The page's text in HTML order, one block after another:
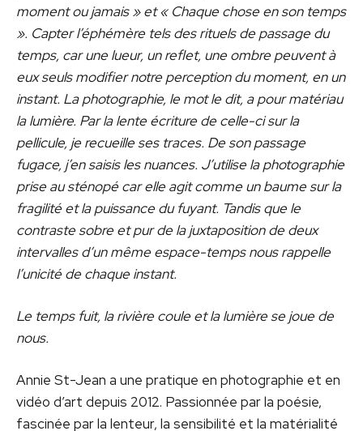
moment ou jamais » et « Chaque chose en son temps
». Capter l’éphémère tels des rituels de passage du
temps, car une lueur, un reflet, une ombre peuvent à
eux seuls modifier notre perception du moment, en un
instant. La photographie, le mot le dit, a pour matériau
la lumière. Par la lente écriture de celle-ci sur la
pellicule, je recueille ses traces. De son passage
fugace, j’en saisis les nuances. J’utilise la photographie
prise au sténopé car elle agit comme un baume sur la
fragilité et la puissance du fuyant. Tandis que le
contraste sobre et pur de la juxtaposition de deux
intervalles d’un même espace-temps nous rappelle
l’unicité de chaque instant.
Le temps fuit, la rivière coule et la lumière se joue de
nous.
Annie St-Jean a une pratique en photographie et en
vidéo d’art depuis 2012. Passionnée par la poésie,
fascinée par la lenteur, la sensibilité et la matérialité